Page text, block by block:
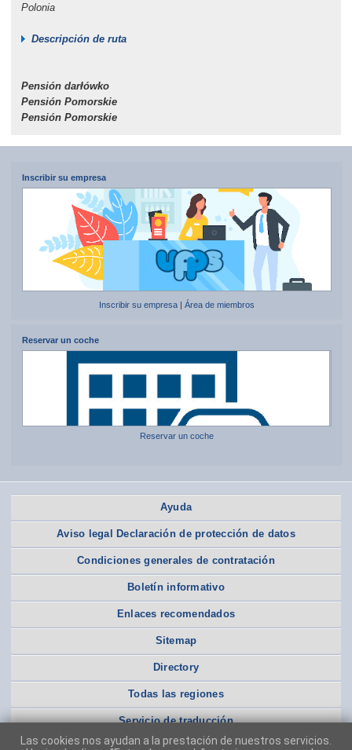
Polonia
Descripción de ruta
Pensión darłówko
Pensión Pomorskie
Pensión Pomorskie
Inscribir su empresa
Inscribir su empresa| Área de miembros
Reservar un coche
Reservar un coche
Ayuda
Aviso legal Declaración de protección de datos
Condiciones generales de contratación
Boletín informativo
Enlaces recomendados
Sitemap
Directory
Todas las regiones
Servicio de traducción
Las cookies nos ayudan a la prestación de nuestros servicios.